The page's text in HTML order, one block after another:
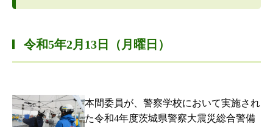
令和5年2月13日（月曜日）
本間委員が、警察学校において実施され
た令和4年度茨城県警察大震災総合警備